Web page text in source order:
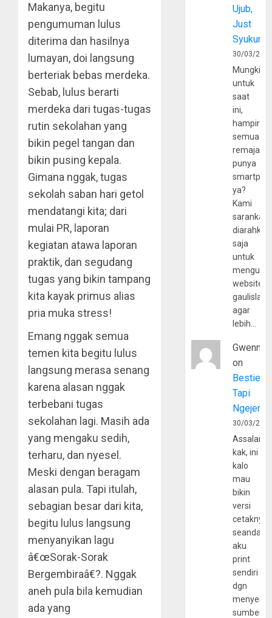
Makanya, begitu
pengumuman lulus
diterima dan hasilnya
lumayan, doi langsung
berteriak bebas merdeka.
Sebab, lulus berarti
merdeka dari tugas-tugas
rutin sekolahan yang
bikin pegel tangan dan
bikin pusing kepala.
Gimana nggak, tugas
sekolah saban hari getol
mendatangi kita; dari
mulai PR, laporan
kegiatan atawa laporan
praktik, dan segudang
tugas yang bikin tampang
kita kayak primus alias
pria muka stress!
Emang nggak semua
temen kita begitu lulus
langsung merasa senang
karena alasan nggak
terbebani tugas
sekolahan lagi. Masih ada
yang mengaku sedih,
terharu, dan nyesel.
Meski dengan beragam
alasan pula. Tapi itulah,
sebagian besar dari kita,
begitu lulus langsung
menyanyikan lagu
â€œSorak-Sorak
Bergembiraâ€?. Nggak
aneh pula bila kemudian
ada yang
Ujub,
Just
Syukur
30/03/
Mungkin
untuk
saat
ini,
hampir
semua
remaja
punya
ya?
Kami
sarankan,
diarahkan
saja
untuk
website
agar
lebih…
Gwenny
on
Bestie
Tapi
30/03/
kak, ini
kalo
mau
bikin
versi
cetaknya
aku
print
sendiri
dgn
sumber